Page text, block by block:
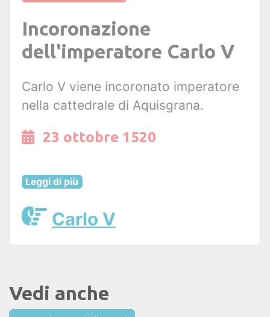
Incoronazione
dell'imperatore Carlo V
Carlo V viene incoronato imperatore
nella cattedrale di Aquisgrana.
23 ottobre 1520
Leggi di più
Carlo V
Vedi anche